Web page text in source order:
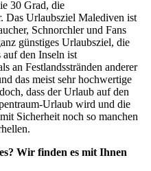
30 Grad, die
Das Urlaubsziel Malediven ist
Schnorchler und Fans
günstiges Urlaubsziel, die
auf den Inseln ist
an Festlandsstränden anderer
das meist sehr hochwertige
dass der Urlaub auf den
Urlaub wird und die
Sicherheit noch so manchen
Wir finden es mit Ihnen